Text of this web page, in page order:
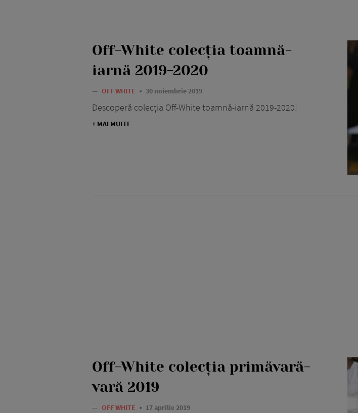
Off-White colecția toamnă-
iarnă 2019-2020
— OFF WHITE 30 noiembrie 2019
Descoperă colecția Off-White toamnă-iarnă 2019-2020!
+ MAI MULTE
Off-White colecția primăvară-
vară 2019
— OFF WHITE 17 aprilie 2019